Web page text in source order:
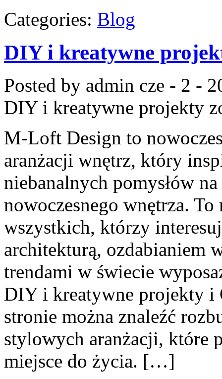
Categories: Blog
DIY i kreatywne
Posted by admin cze - 2 -
DIY i kreatywne projekty
M-Loft Design to
aranżacji wnętrz, który
niebanalnych pomysłów
nowoczesnego wnętrza.
wszystkich, którzy
architekturą, ozdabianiem
trendami w świecie
DIY i kreatywne projekty i
stronie można znaleźć
stylowych aranżacji, które
miejsce do życia. […]